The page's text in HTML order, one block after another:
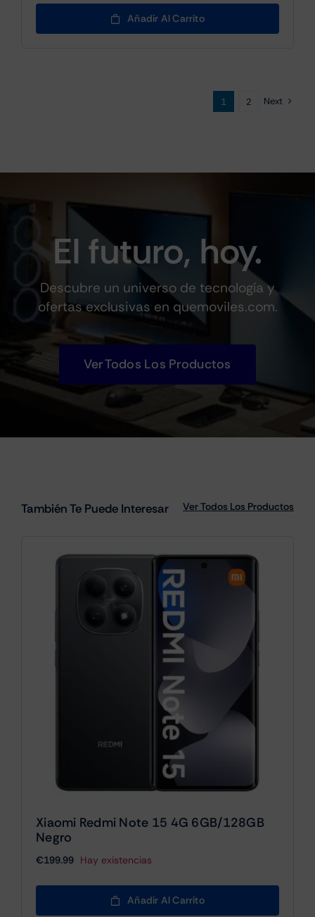
Añadir Al Carrito
1 2 Next
El futuro, hoy.
Descubre un universo de tecnología y
ofertas exclusivas en quemoviles.com.
Ver Todos Los Productos
También Te Puede Interesar Ver Todos Los Productos
Xiaomi Redmi Note 15 4G 6GB/128GB
Negro
€199.99 Hay existencias
Añadir Al Carrito